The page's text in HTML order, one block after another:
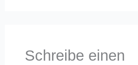
Schreibe einen